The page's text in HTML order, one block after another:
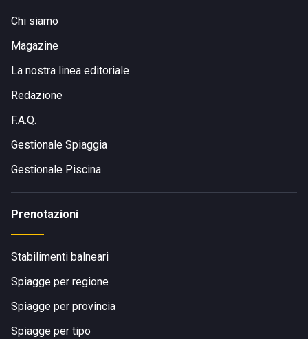
Chi siamo
Magazine
La nostra linea editoriale
Redazione
F.A.Q.
Gestionale Spiaggia
Gestionale Piscina
Prenotazioni
Stabilimenti balneari
Spiagge per regione
Spiagge per provincia
Spiagge per tipo